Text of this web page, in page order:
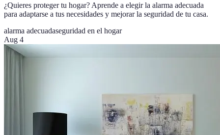
¿Quieres proteger tu hogar? Aprende a elegir la alarma adecuada
para adaptarse a tus necesidades y mejorar la seguridad de tu casa.
alarma adecuadaseguridad en el hogar
Aug 4